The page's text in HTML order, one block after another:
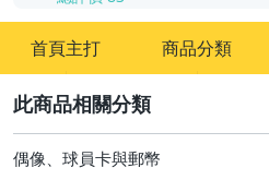
首頁主打 商品分類
偶像、球員卡與郵幣